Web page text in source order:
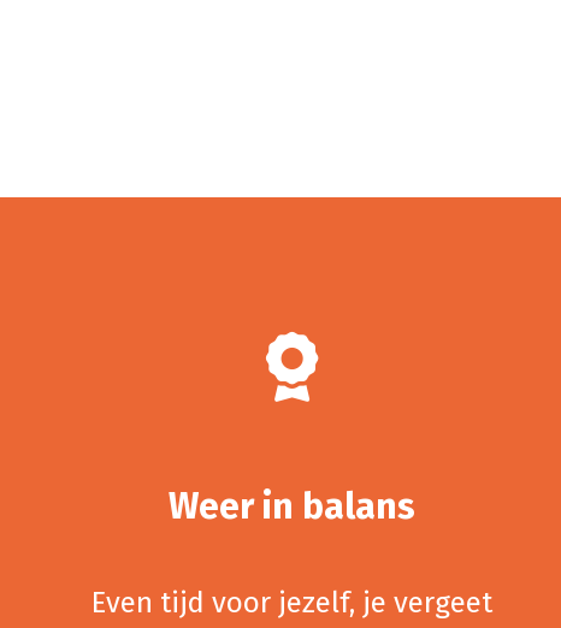
Weer in balans
Even tijd voor jezelf, je vergeet